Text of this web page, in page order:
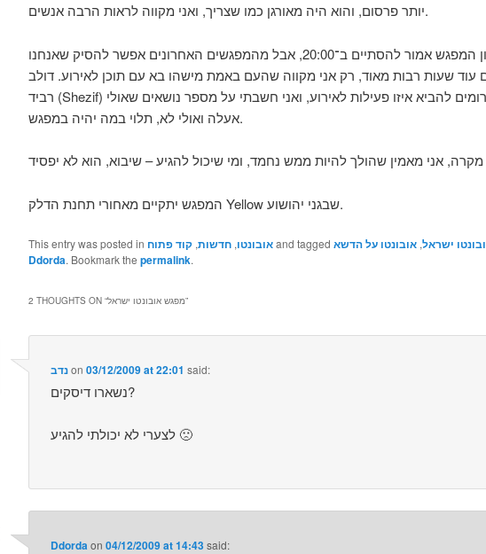
יותר פרסום, והוא היה מאורגן כמו שצריך, ואני מקווה לראות הרבה אנשים.
בעקרון המפגש אמור להסתיים ב־20:00, אבל מהמפגשים האחרונים אפשר להסיק שאנחנו
עוד שעות רבות מאוד, רק אני מקווה שהעם באמת מישהו בא עם תוכן לאירוע. דולב
רביד (Shezif) ביקש בפורומים להביא איזו פעילות לאירוע, ואני חשבתי על מספר נושאים שאולי
אעלה ואולי לא, תלוי במה יהיה במפגש.
המפגש יתקיים מאחורי תחנת הדלק Yellow שבגני יהושוע.
This entry was posted in אובונטו,חדשות,קוד פתוח and tagged ישראל,אובונטו על הדשא
Ddorda. Bookmark the permalink.
2 THOUGHTS ON “מפגש אובונטו ישראל”
נדבon03/12/2009 at 22:01 said:
נשארו דיסקים?
לצערי לא יכולתי להגיע 🙁
Ddorda on04/12/2009 at 14:43said: